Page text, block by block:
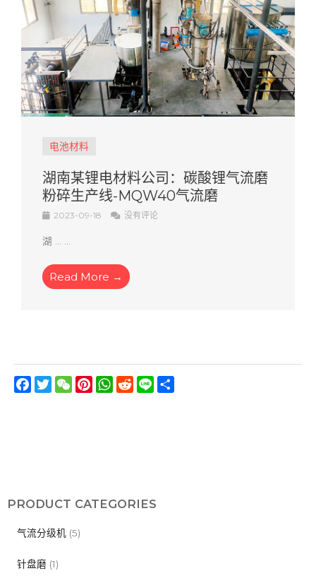
PRODUCT CATEGORIES
气流分级机 (5)
针盘磨 (1)
电池材料
湖南某锂电材料公司：碳酸锂气流磨
粉碎生产线-MQW40气流磨
2023-09-18 没有评论
湖 ... ...
Read More →
Facebook
TwitterWeChatPinterest
WhatsApp
Reddit
Line